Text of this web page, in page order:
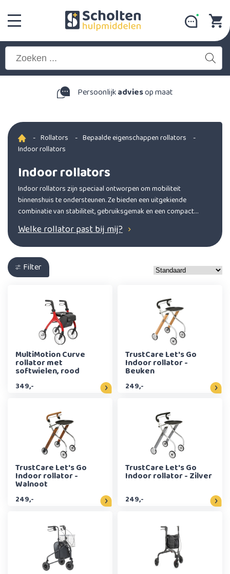
Persoonlijkadviesop maat
- Rollators - Bepaalde eigenschappen rollators
-
Indoor rollators
Indoor rollators
Indoor rollators zijn speciaal ontworpen om mobiliteit
binnenshuis te ondersteunen. Ze bieden een uitgekiende
combinatie van stabiliteit, gebruiksgemak en een compact
Welke rollator past bij mij?
Filter
MultiMotion Curve
rollator met
softwielen, rood
349,-
TrustCare Let's Go
Indoor rollator -
Beuken
249,-
TrustCare Let's Go
Indoor rollator -
Walnoot
249,-
TrustCare Let's Go
Indoor rollator - Zilver
249,-